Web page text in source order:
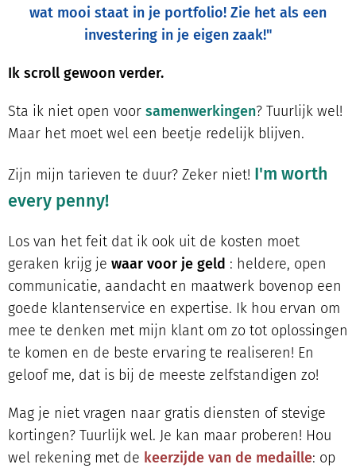
wat mooi staat in je portfolio! Zie het als een
investering in je eigen zaak!"
Ik scroll gewoon verder.
Sta ik niet open voor samenwerkingen? Tuurlijk wel!
Maar het moet wel een beetje redelijk blijven.
Zijn mijn tarieven te duur? Zeker niet! I'm worth
every penny!
Los van het feit dat ik ook uit de kosten moet
geraken krijg je waar voor je geld : heldere, open
communicatie, aandacht en maatwerk bovenop een
goede klantenservice en expertise. Ik hou ervan om
mee te denken met mijn klant om zo tot oplossingen
te komen en de beste ervaring te realiseren! En
geloof me, dat is bij de meeste zelfstandigen zo!
Mag je niet vragen naar gratis diensten of stevige
kortingen? Tuurlijk wel. Je kan maar proberen! Hou
wel rekening met de keerzijde van de medaille: op